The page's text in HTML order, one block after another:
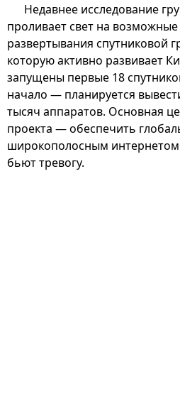
Недавнее исследование
проливает свет на возможные
развертывания спутниковой
которую активно развивает
запущены первые 18
начало — планируется
тысяч аппаратов. Основная
проекта — обеспечить
широкополосным
бьют тревогу.